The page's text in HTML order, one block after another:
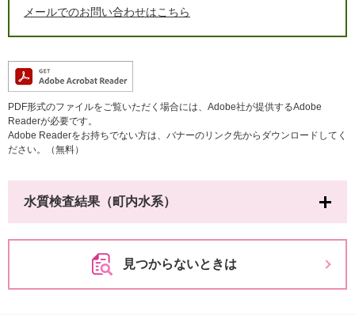
メールでのお問い合わせはこちら
PDF形式のファイルをご覧いただく場合には、Adobe社が提供するAdobe
Readerが必要です。
Adobe Readerをお持ちでない方は、バナーのリンク先からダウンロードしてく
ださい。（無料）
水質検査結果（町内水系）
見つからないときは